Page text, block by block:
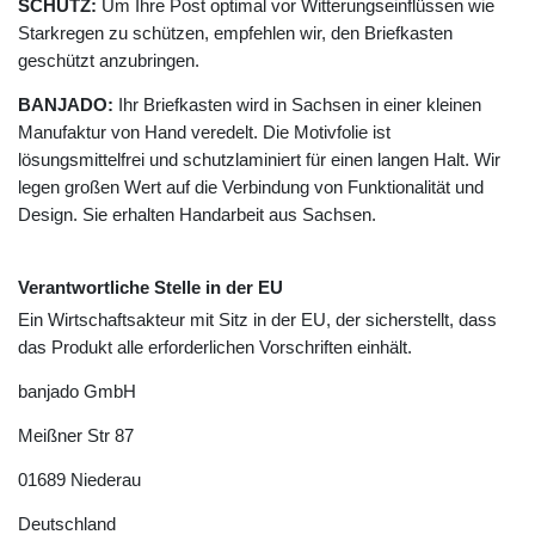
SCHUTZ: Um Ihre Post optimal vor Witterungseinflüssen wie
Starkregen zu schützen, empfehlen wir, den Briefkasten
geschützt anzubringen.
BANJADO: Ihr Briefkasten wird in Sachsen in einer kleinen
Manufaktur von Hand veredelt. Die Motivfolie ist
lösungsmittelfrei und schutzlaminiert für einen langen Halt. Wir
legen großen Wert auf die Verbindung von Funktionalität und
Design. Sie erhalten Handarbeit aus Sachsen.
Verantwortliche Stelle in der EU
Ein Wirtschaftsakteur mit Sitz in der EU, der sicherstellt, dass
das Produkt alle erforderlichen Vorschriften einhält.
banjado GmbH
Meißner Str 87
01689 Niederau
Deutschland